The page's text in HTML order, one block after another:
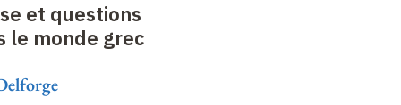
et questions
le monde grec